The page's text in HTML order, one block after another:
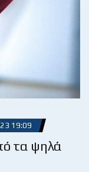
19:09
τα ψηλά